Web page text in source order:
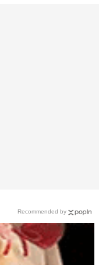
Recommended by